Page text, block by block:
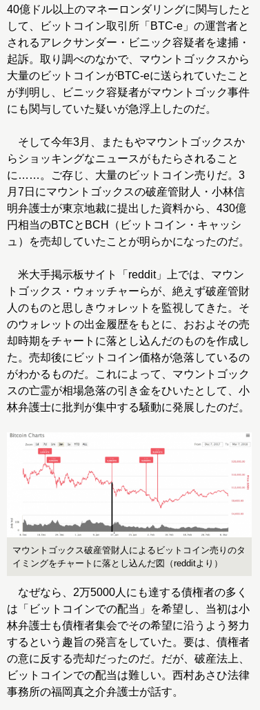
40億ドル以上のマネーロンダリングに関与したと
して、ビットコイン取引所「BTC-e」の運営者と
されるアレクサンダー・ビニック容疑者を逮捕・
起訴。取り調べのなかで、マウントゴックスから
大量のビットコインがBTC-eに送られていたこと
が判明し、ビニック容疑者がマウントゴック事件
にも関与していた疑いが急浮上したのだ。
そして今年3月、またもやマウントゴックスか
らショッキングなニュースがもたらされること
に……。ご存じ、大量のビットコイン売りだ。3
月7日にマウントゴックスの破産管財人・小林信
明弁護士が東京地裁に提出した資料から、430億
円相当のBTCとBCH（ビットコイン・キャッシ
ュ）を売却していたことが明らかになったのだ。
米大手掲示板サイト「reddit」上では、マウン
トゴックス・ウォッチャーらが、絶えず破産管財
人のものと思しきウォレットを監視してきた。そ
のウォレットの出金履歴をもとに、おおよその売
却時期をチャートに落とし込んだのものを作成し
た。売却後にビットコイン価格が急落しているの
がわかるものだ。これによって、マウントゴック
スの亡霊が相場急落の引き金をひいたとして、小
林弁護士に批判が集中する騒動に発展したのだ。
マウントゴックス破産管財人によるビットコイン売りのタ
イミングをチャートに落とし込んだ図（redditより）
なぜなら、2万5000人にも達する債権者の多く
は「ビットコインでの配当」を希望し、当初は小
林弁護士も債権者集会でその希望に沿うよう努力
するという趣旨の発言をしていた。要は、債権者
の意に反する売却だったのだ。だが、破産法上、
ビットコインでの配当は難しい。西村あさひ法律
事務所の福岡真之介弁護士が話す。